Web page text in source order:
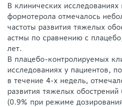
В клинических
формотерола отмечалось
частоты развития тяжелых
астмы по сравнению с
лет.
В плацебо-контролируемых
исследованиях у пациентов,
в течение 4-х недель,
развития тяжелых
(0.9% при режиме